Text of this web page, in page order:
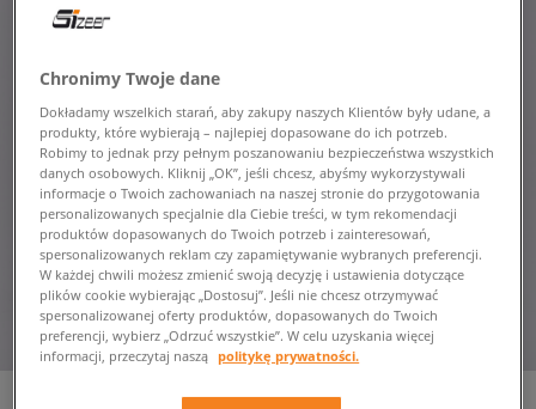
Chronimy Twoje dane
Dokładamy wszelkich starań, aby zakupy naszych Klientów były udane, a
produkty, które wybierają – najlepiej dopasowane do ich potrzeb.
Robimy to jednak przy pełnym poszanowaniu bezpieczeństwa wszystkich
danych osobowych. Kliknij „OK”, jeśli chcesz, abyśmy wykorzystywali
informacje o Twoich zachowaniach na naszej stronie do przygotowania
personalizowanych specjalnie dla Ciebie treści, w tym rekomendacji
produktów dopasowanych do Twoich potrzeb i zainteresowań,
spersonalizowanych reklam czy zapamiętywanie wybranych preferencji.
W każdej chwili możesz zmienić swoją decyzję i ustawienia dotyczące
plików cookie wybierając „Dostosuj”. Jeśli nie chcesz otrzymywać
spersonalizowanej oferty produktów, dopasowanych do Twoich
preferencji, wybierz „Odrzuć wszystkie”. W celu uzyskania więcej
informacji, przeczytaj naszą politykę prywatności.